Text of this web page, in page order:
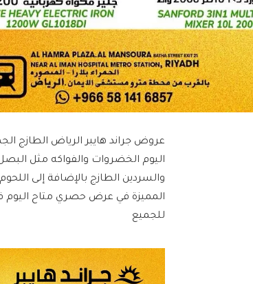
اليوم الخضروات والفواكه مثل البصل
والسردين الطازج بالإضافة إلى
المميزة في عرض حصري متاح اليوم
للجميع